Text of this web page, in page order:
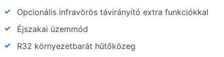
Opcionális infravörös távirányító extra funkciókkal
Éjszakai üzemmód
R32 környezetbarát hűtőközeg